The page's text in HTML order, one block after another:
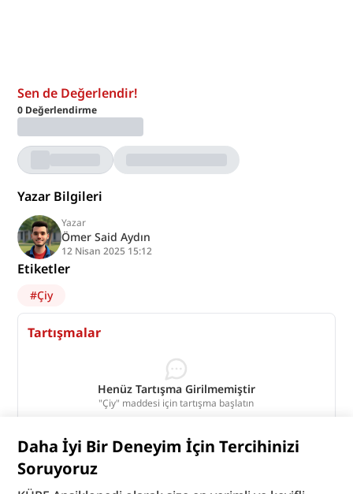
Daha İyi Bir Deneyim İçin Tercihinizi
Soruyoruz
Sen de Değerlendir!
0 Değerlendirme
Yazar Bilgileri
Yazar
Ömer Said Aydın
12 Nisan 2025 15:12
Etiketler
#Çiy
Tartışmalar
Henüz Tartışma Girilmemiştir
"Çiy" maddesi için tartışma başlatın
Tartışmaları Görüntüle
Bu madde yapay zeka desteği ile üretilmiştir.